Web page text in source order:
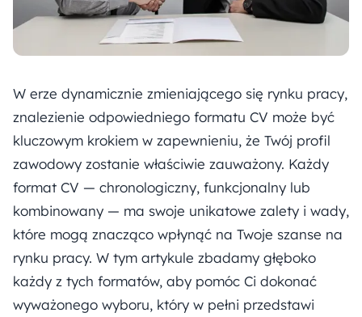
W erze dynamicznie zmieniającego się rynku pracy,
znalezienie odpowiedniego formatu CV może być
kluczowym krokiem w zapewnieniu, że Twój profil
zawodowy zostanie właściwie zauważony. Każdy
format CV — chronologiczny, funkcjonalny lub
kombinowany — ma swoje unikatowe zalety i wady,
które mogą znacząco wpłynąć na Twoje szanse na
rynku pracy. W tym artykule zbadamy głęboko
każdy z tych formatów, aby pomóc Ci dokonać
wyważonego wyboru, który w pełni przedstawi